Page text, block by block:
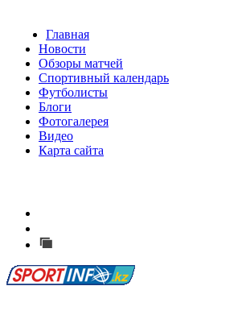
Главная
Новости
Обзоры матчей
Спортивный календарь
Футболисты
Блоги
Фотогалерея
Видео
Карта сайта